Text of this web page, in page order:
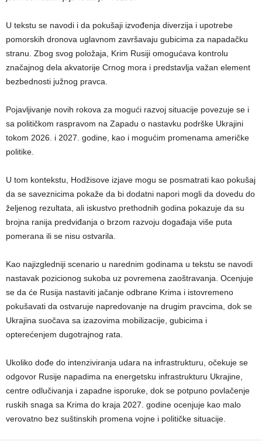
U tekstu se navodi i da pokušaji izvođenja diverzija i upotrebe
pomorskih dronova uglavnom završavaju gubicima za napadačku
stranu. Zbog svog položaja, Krim Rusiji omogućava kontrolu
značajnog dela akvatorije Crnog mora i predstavlja važan element
bezbednosti južnog pravca.
Pojavljivanje novih rokova za mogući razvoj situacije povezuje se i
sa političkom raspravom na Zapadu o nastavku podrške Ukrajini
tokom 2026. i 2027. godine, kao i mogućim promenama američke
politike.
U tom kontekstu, Hodžisove izjave mogu se posmatrati kao pokušaj
da se saveznicima pokaže da bi dodatni napori mogli da dovedu do
željenog rezultata, ali iskustvo prethodnih godina pokazuje da su
brojna ranija predviđanja o brzom razvoju događaja više puta
pomerana ili se nisu ostvarila.
Kao najizgledniji scenario u narednim godinama u tekstu se navodi
nastavak pozicionog sukoba uz povremena zaoštravanja. Ocenjuje
se da će Rusija nastaviti jačanje odbrane Krima i istovremeno
pokušavati da ostvaruje napredovanje na drugim pravcima, dok se
Ukrajina suočava sa izazovima mobilizacije, gubicima i
opterećenjem dugotrajnog rata.
Ukoliko dođe do intenziviranja udara na infrastrukturu, očekuje se
odgovor Rusije napadima na energetsku infrastrukturu Ukrajine,
centre odlučivanja i zapadne isporuke, dok se potpuno povlačenje
ruskih snaga sa Krima do kraja 2027. godine ocenjuje kao malo
verovatno bez suštinskih promena vojne i političke situacije.